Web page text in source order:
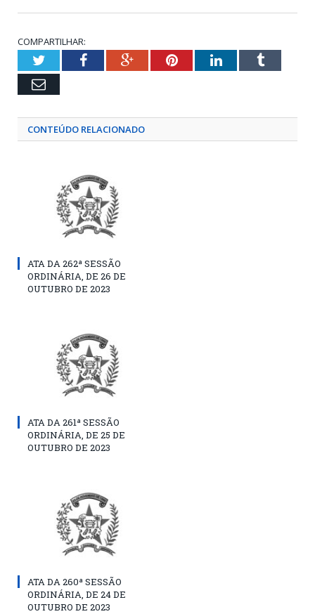
COMPARTILHAR:
TwitterFacebookGoogle+PinterestLinkedInTumblr
Email
CONTEÚDO RELACIONADO
ATA DA 262ª SESSÃO
ORDINÁRIA, DE 26 DE
OUTUBRO DE 2023
ATA DA 261ª SESSÃO
ORDINÁRIA, DE 25 DE
OUTUBRO DE 2023
ATA DA 260ª SESSÃO
ORDINÁRIA, DE 24 DE
OUTUBRO DE 2023